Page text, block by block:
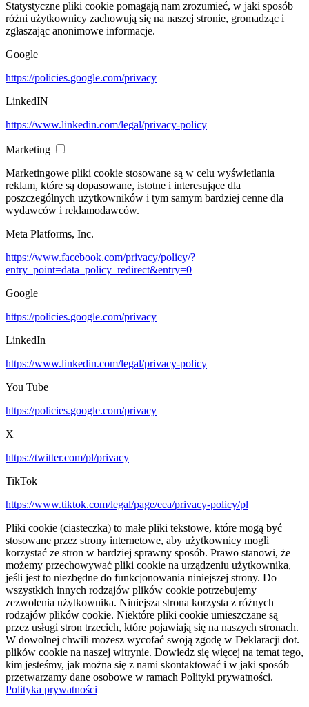
Statystyczne pliki cookie pomagają nam zrozumieć, w jaki sposób
różni użytkownicy zachowują się na naszej stronie, gromadząc i
zgłaszając anonimowe informacje.
Google
https://policies.google.com/privacy
LinkedIN
https://www.linkedin.com/legal/privacy-policy
Marketing
Marketingowe pliki cookie stosowane są w celu wyświetlania
reklam, które są dopasowane, istotne i interesujące dla
poszczególnych użytkowników i tym samym bardziej cenne dla
wydawców i reklamodawców.
Meta Platforms, Inc.
https://www.facebook.com/privacy/policy/?
entry_point=data_policy_redirect&entry=0
Google
https://policies.google.com/privacy
LinkedIn
https://www.linkedin.com/legal/privacy-policy
You Tube
https://policies.google.com/privacy
X
https://twitter.com/pl/privacy
TikTok
https://www.tiktok.com/legal/page/eea/privacy-policy/pl
Pliki cookie (ciasteczka) to małe pliki tekstowe, które mogą być
stosowane przez strony internetowe, aby użytkownicy mogli
korzystać ze stron w bardziej sprawny sposób. Prawo stanowi, że
możemy przechowywać pliki cookie na urządzeniu użytkownika,
jeśli jest to niezbędne do funkcjonowania niniejszej strony. Do
wszystkich innych rodzajów plików cookie potrzebujemy
zezwolenia użytkownika. Niniejsza strona korzysta z różnych
rodzajów plików cookie. Niektóre pliki cookie umieszczane są
przez usługi stron trzecich, które pojawiają się na naszych stronach.
W dowolnej chwili możesz wycofać swoją zgodę w Deklaracji dot.
plików cookie na naszej witrynie. Dowiedz się więcej na temat tego,
kim jesteśmy, jak można się z nami skontaktować i w jaki sposób
przetwarzamy dane osobowe w ramach Polityki prywatności.
Polityka prywatności